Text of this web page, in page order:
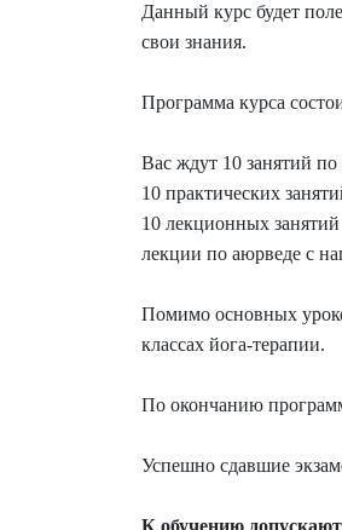
Данный курс будет
свои знания.
Программа курса
Вас ждут 10 занятий
10 практических
10 лекционных
лекции по аюрведе с
Помимо основных
классах йога-терапии.
По окончанию
Успешно сдавшие